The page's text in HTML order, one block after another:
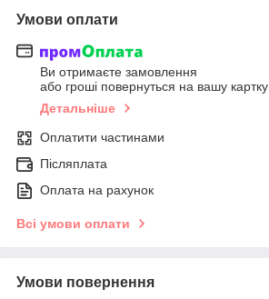
Умови оплати
Ви отримаєте замовлення
або гроші повернуться на вашу картку
Детальніше
Оплатити частинами
Післяплата
Оплата на рахунок
Всі умови оплати
Умови повернення